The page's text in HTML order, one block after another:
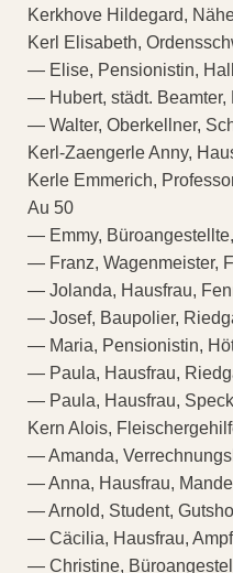
Kerkhove Hildegard,
Kerl Elisabeth,
— Elise, Pensionistin,
— Hubert, städt. Beamter,
— Walter, Oberkellner,
Kerl-Zaengerle Anny,
Kerle Emmerich,
Au 50
— Emmy,
— Franz, Wagenmeister,
— Jolanda, Hausfrau,
— Josef, Baupolier,
— Maria, Pensionistin,
— Paula, Hausfrau,
— Paula, Hausfrau,
Kern Alois,
— Amanda,
— Anna, Hausfrau,
— Arnold, Student,
— Cäcilia, Hausfrau,
— Christine,